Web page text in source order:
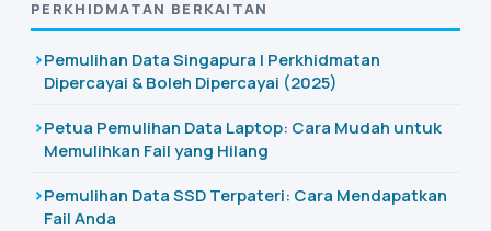
PERKHIDMATAN BERKAITAN
Pemulihan Data Singapura | Perkhidmatan
Dipercayai & Boleh Dipercayai (2025)
Petua Pemulihan Data Laptop: Cara Mudah untuk
Memulihkan Fail yang Hilang
Pemulihan Data SSD Terpateri: Cara Mendapatkan
Fail Anda